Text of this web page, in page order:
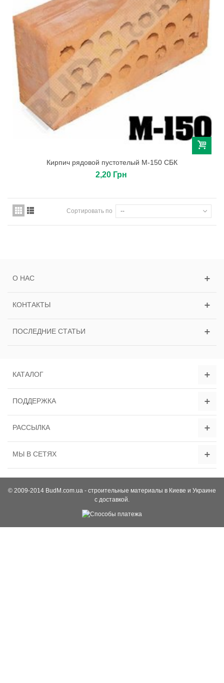
Кирпич рядовой пустотелый М-150 СБК
2,20 Грн
Сортировать по --
О НАС
КОНТАКТЫ
ПОСЛЕДНИЕ СТАТЬИ
КАТАЛОГ
ПОДДЕРЖКА
РАССЫЛКА
МЫ В СЕТЯХ
© 2009-2014 BudM.com.ua - строительные материалы в Киеве и Украине
с доставкой.